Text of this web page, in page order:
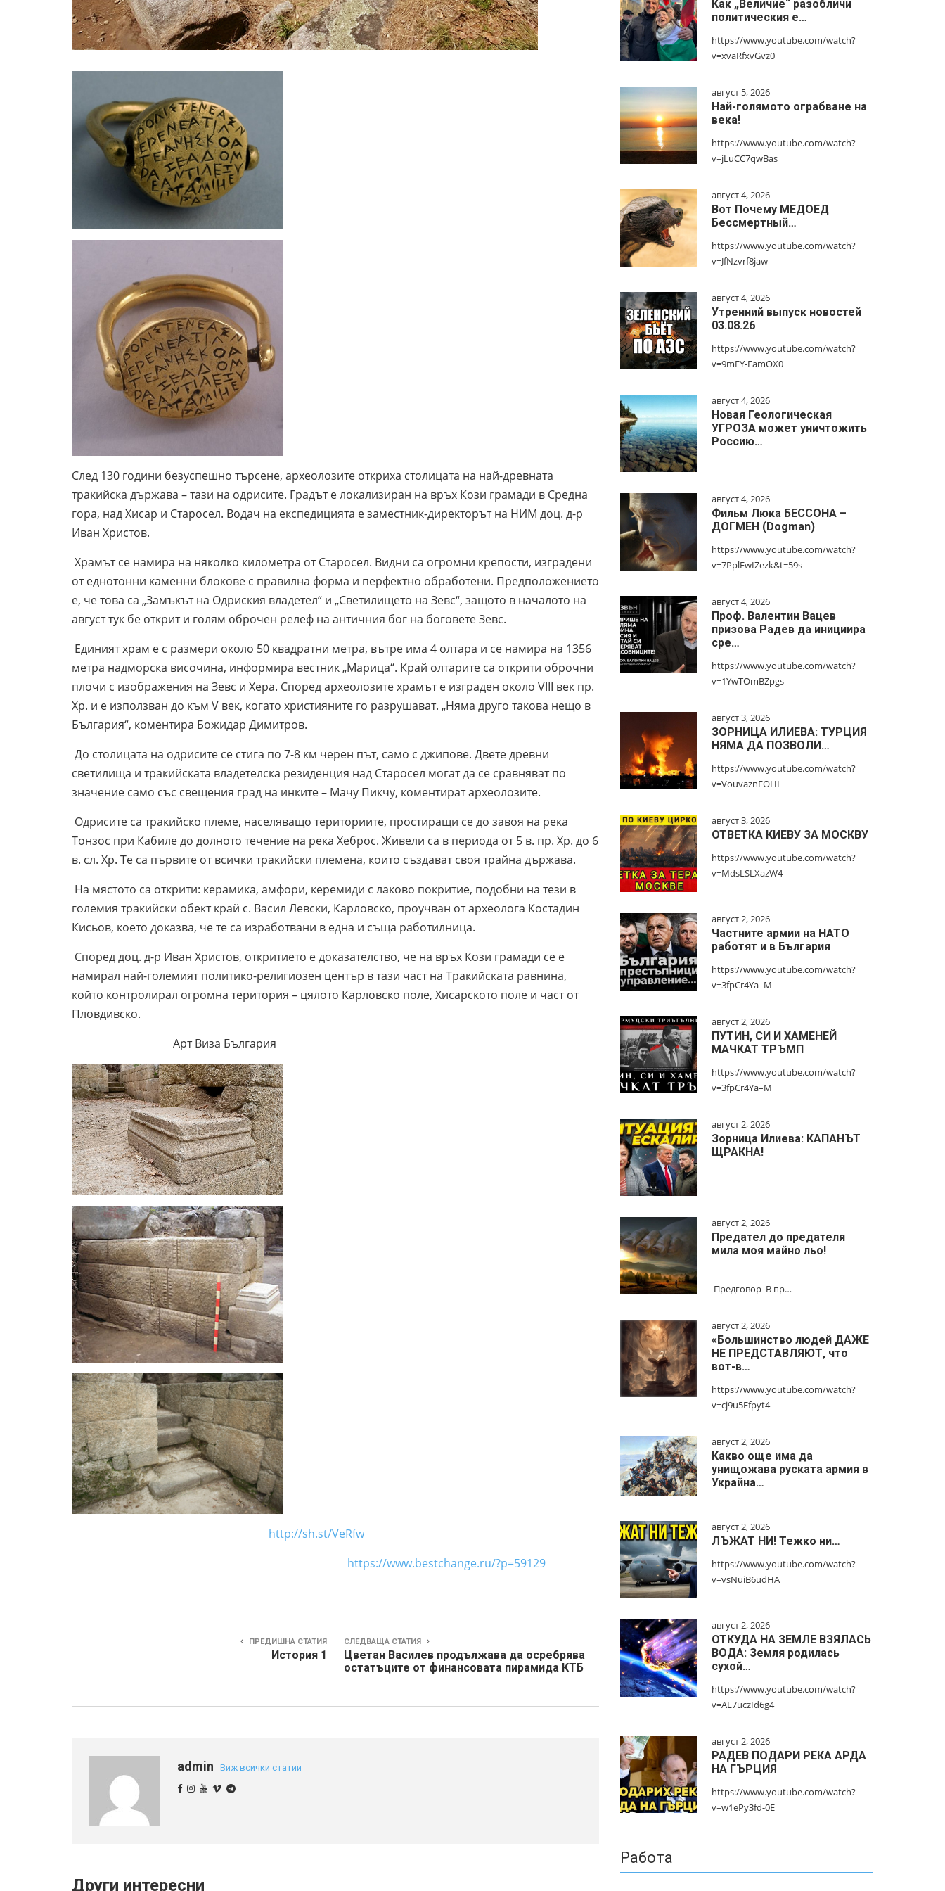
След 130 години безуспешно търсене, археолозите откриха столицата на най-древната
тракийска държава – тази на одрисите. Градът е локализиран на връх Кози грамади в Средна
гора, над Хисар и Старосел. Водач на експедицията е заместник-директорът на НИМ доц. д-р
Иван Христов.
Храмът се намира на няколко километра от Старосел. Видни са огромни крепости, изградени
от еднотонни каменни блокове с правилна форма и перфектно обработени. Предположението
е, че това са „Замъкът на Одриския владетел“ и „Светилището на Зевс“, защото в началото на
август тук бе открит и голям оброчен релеф на античния бог на боговете Зевс.
Единият храм е с размери около 50 квадратни метра, вътре има 4 олтара и се намира на 1356
метра надморска височина, информира вестник „Марица“. Край олтарите са открити оброчни
плочи с изображения на Зевс и Хера. Според археолозите храмът е изграден около VIII век пр.
Хр. и е използван до към V век, когато християните го разрушават. „Няма друго такова нещо в
България“, коментира Божидар Димитров.
До столицата на одрисите се стига по 7-8 км черен път, само с джипове. Двете древни
светилища и тракийската владетелска резиденция над Старосел могат да се сравняват по
значение само със свещения град на инките – Мачу Пикчу, коментират археолозите.
Одрисите са тракийско племе, населяващо териториите, простиращи се до завоя на река
Тонзос при Кабиле до долното течение на река Хеброс. Живели са в периода от 5 в. пр. Хр. до 6
в. сл. Хр. Те са първите от всички тракийски племена, които създават своя трайна държава.
На мястото са открити: керамика, амфори, керемиди с лаково покритие, подобни на тези в
големия тракийски обект край с. Васил Левски, Карловско, проучван от археолога Костадин
Кисьов, което доказва, че те са изработвани в една и съща работилница.
Според доц. д-р Иван Христов, откритието е доказателство, че на връх Кози грамади се е
намирал най-големият политико-религиозен център в тази част на Тракийската равнина,
който контролирал огромна територия – цялото Карловско поле, Хисарското поле и част от
Пловдивско.
Арт Виза България
http://sh.st/VeRfw
https://www.bestchange.ru/?p=59129
ПРЕДИШНА СТАТИЯ
История 1
СЛЕДВАЩА СТАТИЯ
Цветан Василев продължава да осребрява
остатъците от финансовата пирамида КТБ
admin Виж всички статии
Други интересни
Как „Величие“ разобличи
политическия е…
https://www.youtube.com/watch?
v=xvaRfxvGvz0
август 5, 2026
Най-голямото ограбване на
века!
https://www.youtube.com/watch?
v=jLuCC7qwBas
август 4, 2026
Вот Почему МЕДОЕД
Бессмертный…
https://www.youtube.com/watch?
v=JfNzvrf8jaw
август 4, 2026
Утренний выпуск новостей
03.08.26
https://www.youtube.com/watch?
v=9mFY-EamOX0
август 4, 2026
Новая Геологическая
УГРОЗА может уничтожить
Россию…
август 4, 2026
Фильм Люка БЕССОНА –
ДОГМЕН (Dogman)
https://www.youtube.com/watch?
v=7PplEwIZezk&t=59s
август 4, 2026
Проф. Валентин Вацев
призова Радев да инициира
сре…
https://www.youtube.com/watch?
v=1YwTOmBZpgs
август 3, 2026
ЗОРНИЦА ИЛИЕВА: ТУРЦИЯ
НЯМА ДА ПОЗВОЛИ…
https://www.youtube.com/watch?
v=VouvaznEOHI
август 3, 2026
ОТВЕТКА КИЕВУ ЗА МОСКВУ
https://www.youtube.com/watch?
v=MdsLSLXazW4
август 2, 2026
Частните армии на НАТО
работят и в България
https://www.youtube.com/watch?
v=3fpCr4Ya–M
август 2, 2026
ПУТИН, СИ И ХАМЕНЕЙ
МАЧКАТ ТРЪМП
https://www.youtube.com/watch?
v=3fpCr4Ya–M
август 2, 2026
Зорница Илиева: КАПАНЪТ
ЩРАКНА!
август 2, 2026
Предател до предателя
мила моя майно льо!
Предговор В пр…
август 2, 2026
«Большинство людей ДАЖЕ
НЕ ПРЕДСТАВЛЯЮТ, что
вот-в…
https://www.youtube.com/watch?
v=cj9u5Efpyt4
август 2, 2026
Какво още има да
унищожава руската армия в
Украйна…
август 2, 2026
ЛЪЖАТ НИ! Тежко ни…
https://www.youtube.com/watch?
v=vsNuiB6udHA
август 2, 2026
ОТКУДА НА ЗЕМЛЕ ВЗЯЛАСЬ
ВОДА: Земля родилась
сухой…
https://www.youtube.com/watch?
v=AL7uczId6g4
август 2, 2026
РАДЕВ ПОДАРИ РЕКА АРДА
НА ГЪРЦИЯ
https://www.youtube.com/watch?
v=w1ePy3fd-0E
Работа